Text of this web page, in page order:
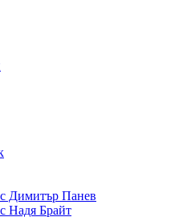
Димитър Панев
Надя Брайт